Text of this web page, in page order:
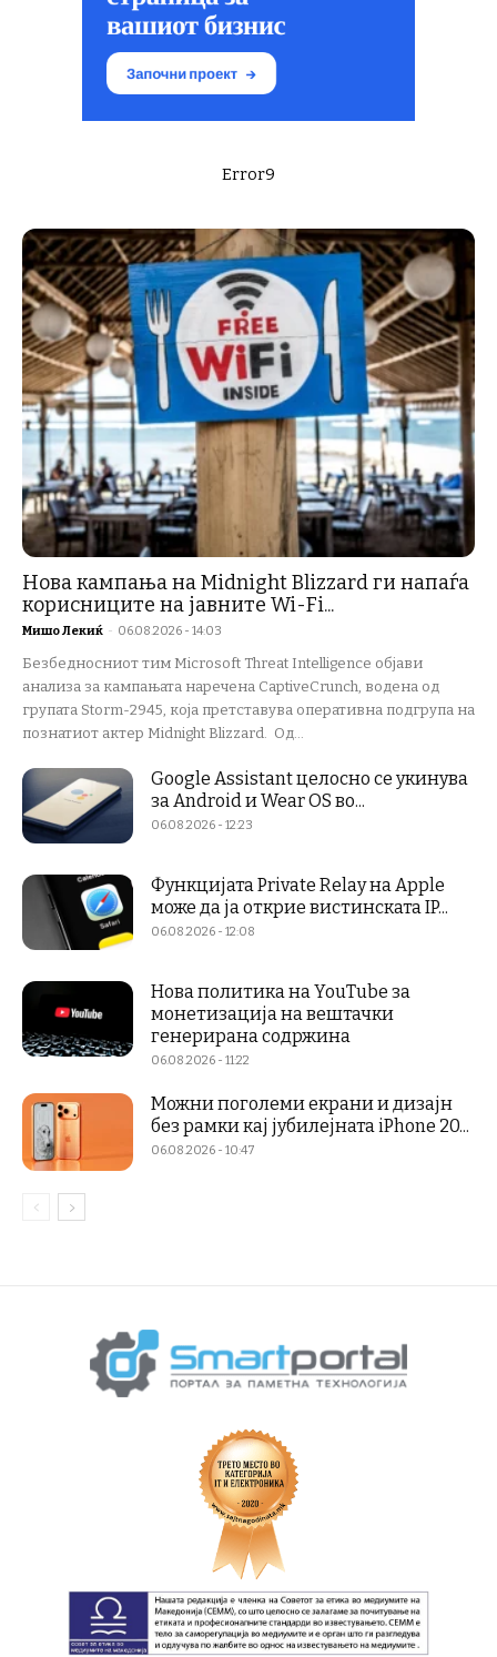
Error9
Нова кампања на Midnight Blizzard ги напаѓа
корисниците на јавните Wi-Fi...
Мишо Лекиќ - 06.08.2026 - 14:03
Безбедносниот тим Microsoft Threat Intelligence објави
анализа за кампањата наречена CaptiveCrunch, водена од
групата Storm-2945, која претставува оперативна подгрупа на
познатиот актер Midnight Blizzard. Од...
Google Assistant целосно се укинува
за Android и Wear OS во...
06.08.2026 - 12:23
Функцијата Private Relay на Apple
може да ја открие вистинската IP...
06.08.2026 - 12:08
Нова политика на YouTube за
монетизација на вештачки
генерирана содржина
06.08.2026 - 11:22
Можни поголеми екрани и дизајн
без рамки кај јубилејната iPhone 20...
06.08.2026 - 10:47